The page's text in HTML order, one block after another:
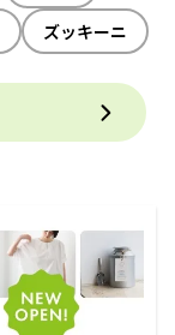
ズッキーニ